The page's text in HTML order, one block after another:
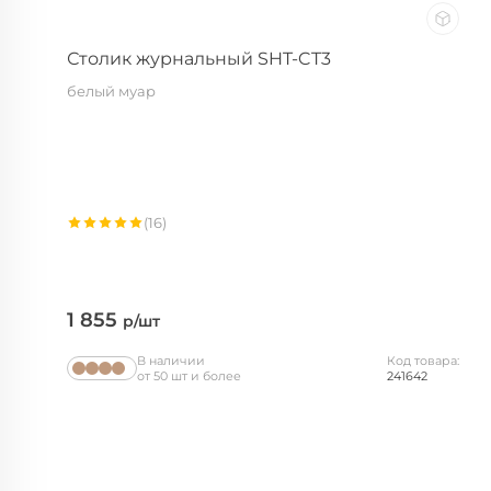
Столик журнальный SHT-CT3
белый муар
1 855 р/шт
(16)
В наличии
от 50 шт и более
Код товара:
241642